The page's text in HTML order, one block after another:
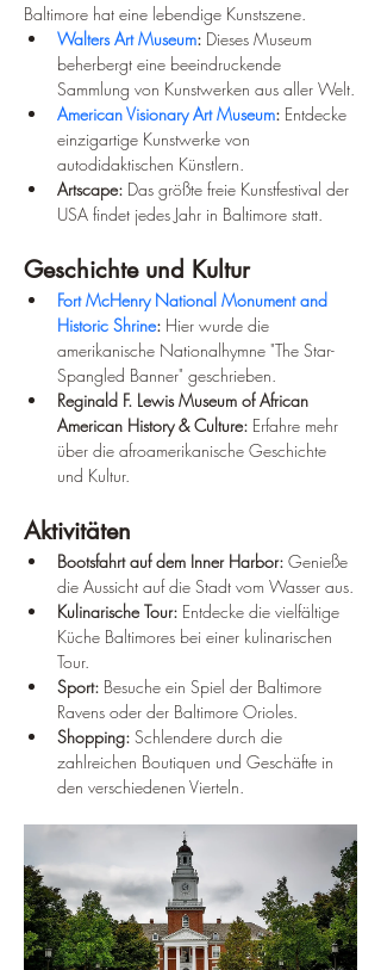
Baltimore hat eine lebendige Kunstszene.
Walters Art Museum: Dieses Museum
beherbergt eine beeindruckende
Sammlung von Kunstwerken aus aller Welt.
American Visionary Art Museum: Entdecke
einzigartige Kunstwerke von
autodidaktischen Künstlern.
Artscape: Das größte freie Kunstfestival der
USA findet jedes Jahr in Baltimore statt.
Geschichte und Kultur
Fort McHenry National Monument and
Historic Shrine: Hier wurde die
amerikanische Nationalhymne "The Star-
Spangled Banner" geschrieben.
Reginald F. Lewis Museum of African
American History & Culture: Erfahre mehr
über die afroamerikanische Geschichte
und Kultur.
Aktivitäten
Bootsfahrt auf dem Inner Harbor: Genieße
die Aussicht auf die Stadt vom Wasser aus.
Kulinarische Tour: Entdecke die vielfältige
Küche Baltimores bei einer kulinarischen
Tour.
Sport: Besuche ein Spiel der Baltimore
Ravens oder der Baltimore Orioles.
Shopping: Schlendere durch die
zahlreichen Boutiquen und Geschäfte in
den verschiedenen Vierteln.